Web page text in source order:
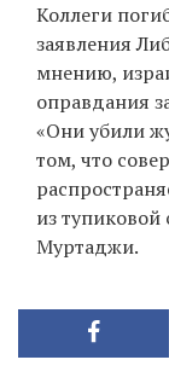
Коллеги
заявления
мнению,
оправдания
«Они убили
том, что
из тупиковой
Муртаджи.